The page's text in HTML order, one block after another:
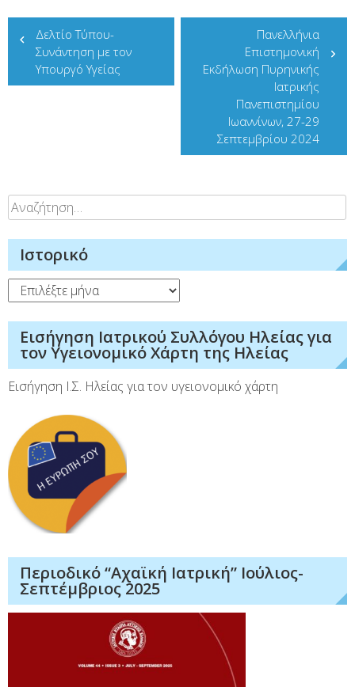
Πλοήγηση
άρθρων
Δελτίο Τύπου-
Συνάντηση με τον
Υπουργό Υγείας
Πανελλήνια
Επιστημονική
Εκδήλωση Πυρηνικής
Ιατρικής
Πανεπιστημίου
Ιωαννίνων, 27-29
Σεπτεμβρίου 2024
Αναζήτηση
για:
Ιστορικό
Ιστορικό
Εισήγηση Ιατρικού Συλλόγου Ηλείας για
τον Υγειονομικό Χάρτη της Ηλείας
Εισήγηση Ι.Σ. Ηλείας για τον υγειονομικό χάρτη
Περιοδικό “Αχαϊκή Ιατρική” Ιούλιος-
Σεπτέμβριος 2025